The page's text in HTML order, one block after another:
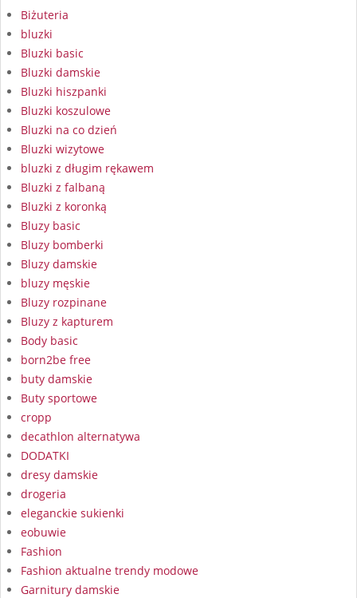
Biżuteria
bluzki
Bluzki basic
Bluzki damskie
Bluzki hiszpanki
Bluzki koszulowe
Bluzki na co dzień
Bluzki wizytowe
bluzki z długim rękawem
Bluzki z falbaną
Bluzki z koronką
Bluzy basic
Bluzy bomberki
Bluzy damskie
bluzy męskie
Bluzy rozpinane
Bluzy z kapturem
Body basic
born2be free
buty damskie
Buty sportowe
cropp
decathlon alternatywa
DODATKI
dresy damskie
drogeria
eleganckie sukienki
eobuwie
Fashion
Fashion aktualne trendy modowe
Garnitury damskie